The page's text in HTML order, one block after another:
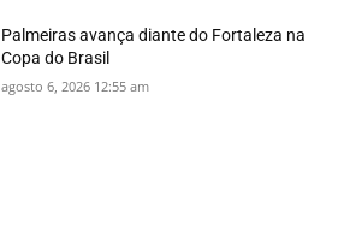
Palmeiras avança diante do Fortaleza na
Copa do Brasil
agosto 6, 2026 12:55 am